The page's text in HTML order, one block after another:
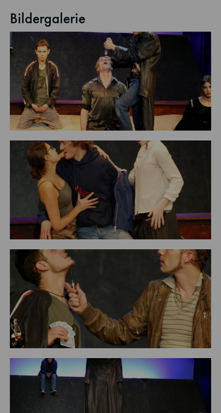
Bildergalerie